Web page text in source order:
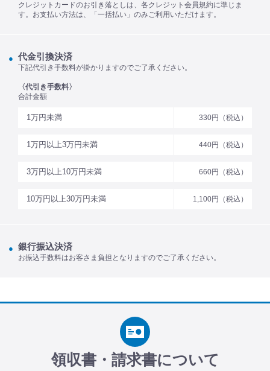
クレジットカードのお引き落としは、各クレジット会員規約に準じま
す。お支払い方法は、「一括払い」のみご利用いただけます。
代金引換決済
下記代引き手数料が掛かりますのでご了承ください。
〈代引き手数料〉
合計金額
1万円未満 330円（税込）
1万円以上3万円未満 440円（税込）
3万円以上10万円未満 660円（税込）
10万円以上30万円未満 1,100円（税込）
銀行振込決済
お振込手数料はお客さま負担となりますのでご了承ください。
領収書・請求書について